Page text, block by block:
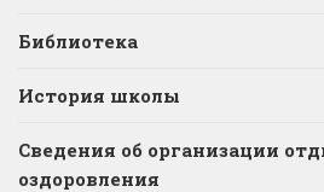
Библиотека
История школы
Сведения об организации
оздоровления